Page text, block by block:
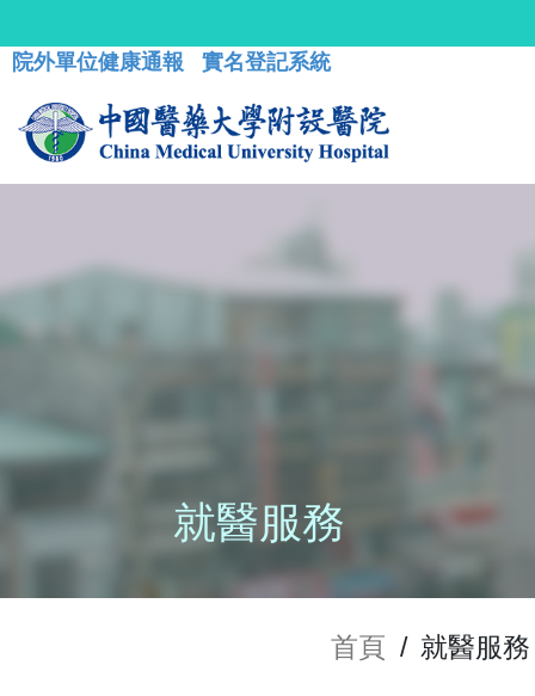
院外單位健康通報 實名登記系統
就醫服務
首頁 / 就醫服務